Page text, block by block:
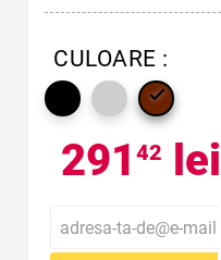
CULOARE :

291 42 lei